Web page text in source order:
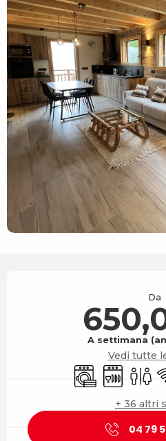
Da
A settimana
Vedi tutte
Lavatrice
+ 36 altri
04 79